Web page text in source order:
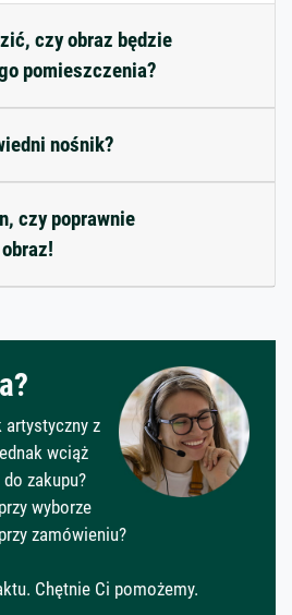
czy obraz będzie
pomieszczenia?
nośnik?
czy poprawnie
artystyczny z
wciąż
zakupu?
wyborze
zamówieniu?
Chętnie Ci pomożemy.